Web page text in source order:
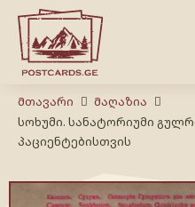
Მთავარი
Მაღაზია
სოხუმი. სანატორიუმი
პაციენტებისთვის